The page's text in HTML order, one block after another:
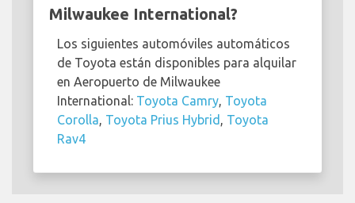
Milwaukee International?
Los siguientes automóviles automáticos
de Toyota están disponibles para alquilar
en Aeropuerto de Milwaukee
International: Toyota Camry Toyota
Corolla Toyota Prius Hybrid
Toyota
Rav4